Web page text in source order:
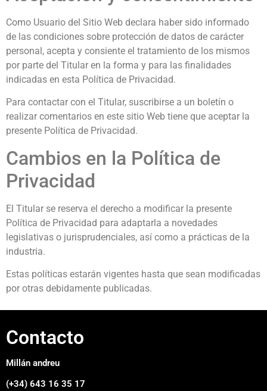
Como Usuario del Sitio Web declara haber sido informado
de las condiciones sobre protección de datos de carácter
personal, acepta y consiente el tratamiento de los mismos
por parte del Titular en la forma y para las finalidades
indicadas en esta Política de Privacidad.
Para contactar con el Titular, suscribirse a un boletín o
realizar comentarios en este sitio Web tiene que aceptar la
presente Política de Privacidad.
Cambios en la Política de
Privacidad
El Titular se reserva el derecho a modificar la presente
Política de Privacidad para adaptarla a novedades
legislativas o jurisprudenciales, así como a prácticas de la
industria.
Estas políticas estarán vigentes hasta que sean modificadas
por otras debidamente publicadas.
Contacto
Millán andreu
(+34) 643 16 35 17